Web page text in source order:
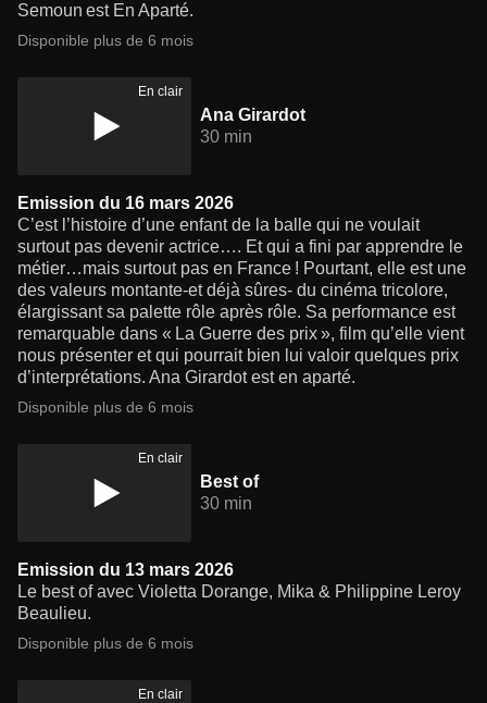
Semoun est En Aparté.
Disponible plus de 6 mois
En clair
Ana Girardot
30 min
Emission du 16 mars 2026
C’est l’histoire d’une enfant de la balle qui ne voulait
surtout pas devenir actrice…. Et qui a fini par apprendre le
métier…mais surtout pas en France ! Pourtant, elle est une
des valeurs montante-et déjà sûres- du cinéma tricolore,
élargissant sa palette rôle après rôle. Sa performance est
remarquable dans « La Guerre des prix », film qu’elle vient
nous présenter et qui pourrait bien lui valoir quelques prix
d’interprétations. Ana Girardot est en aparté.
Disponible plus de 6 mois
En clair
Best of
30 min
Emission du 13 mars 2026
Le best of avec Violetta Dorange, Mika & Philippine Leroy
Beaulieu.
Disponible plus de 6 mois
En clair